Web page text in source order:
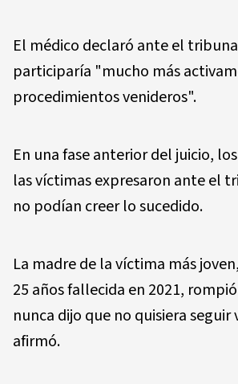
El médico declaró ante el
participaría "mucho más
procedimientos venideros".
En una fase anterior del juicio,
las víctimas expresaron ante el
no podían creer lo sucedido.
La madre de la víctima más
25 años fallecida en 2021,
nunca dijo que no quisiera seguir
afirmó.